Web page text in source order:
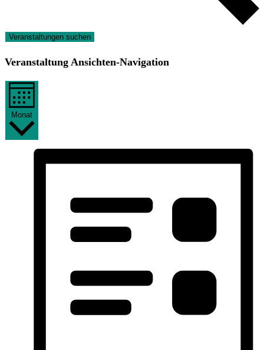
Veranstaltungen suchen
Veranstaltung Ansichten-Navigation
Monat